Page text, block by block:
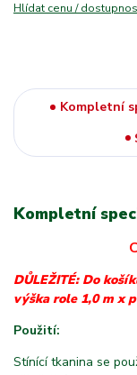
Hlídat cenu /
Kompletní
Kompletní
DŮLEŽITÉ: Do
výška role 1,0 m x
Použití:
Stínící tkanina se